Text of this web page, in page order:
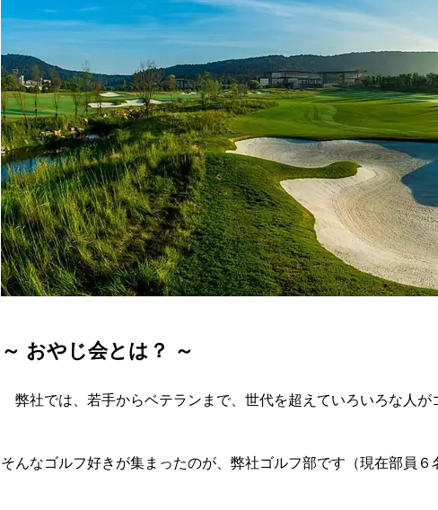
～ おやじ会とは？ ～
弊社では、若手からベテランまで、世代を超えていろいろな人が
そんなゴルフ好きが集まったのが、弊社ゴルフ部です（現在部員６